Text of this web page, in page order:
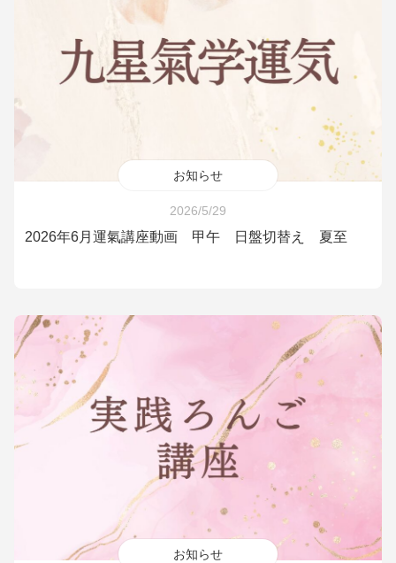
お知らせ
2026/5/29
2026年6月運氣講座動画 甲午 日盤切替え 夏至
お知らせ